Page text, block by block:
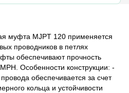
муфта MJPT 120 применяется
проводников в петлях
обеспечивают прочность
Особенности конструкции: -
обеспечивается за счет
кольца и устойчивости